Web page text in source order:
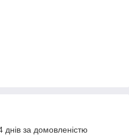
за домовленістю